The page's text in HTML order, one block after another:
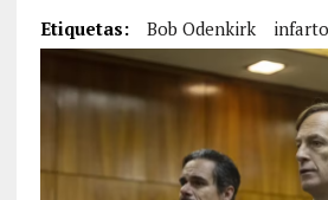
Etiquetas: Bob Odenkirk infarto